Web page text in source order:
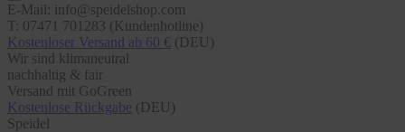
E-Mail: info@speidelshop.com
T: 07471 701283 (Kundenhotline)
Kostenloser Versand ab 60 € (DEU)
Wir sind klimaneutral
nachhaltig & fair
Versand mit GoGreen
Kostenlose Rückgabe (DEU)
Speidel